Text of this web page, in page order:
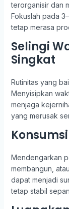
terorganisir dan
Fokuslah pada
tetap merasa
Selingi
Singkat
Rutinitas yang
Menyisipkan
menjaga
yang merusak
Mendengarkan
membangun,
dapat menjadi
tetap stabil